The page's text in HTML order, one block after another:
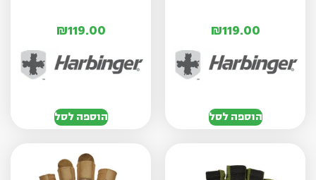
₪119.00
הוספה לסל
₪119.00
הוספה לסל